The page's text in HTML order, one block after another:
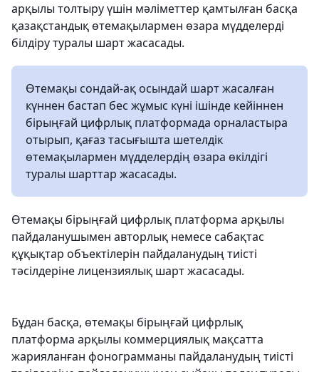
арқылы толтыру үшін мәліметтер қамтылған басқа
қазақстандық өтемақылармен өзара мүдделерді
білдіру туралы шарт жасасады.
Өтемақы сондай-ақ осындай шарт жасалған
күннен бастап бес жұмыс күні ішінде кейіннен
бірыңғай цифрлық платформада орналастыра
отырып, қағаз тасығышта шетелдік
өтемақылармен мүдделердің өзара өкілдігі
туралы шарттар жасасады.
Өтемақы бірыңғай цифрлық платформа арқылы
пайдаланушымен авторлық немесе сабақтас
құқықтар объектілерін пайдаланудың тиісті
тәсілдеріне лицензиялық шарт жасасады.
Бұдан басқа, өтемақы бірыңғай цифрлық
платформа арқылы коммерциялық мақсатта
жарияланған фонограмманы пайдаланудың тиісті